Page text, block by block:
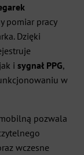
pomiar pracy
Dzięki
i sygnał PPG,
w
pozwala
wczesne